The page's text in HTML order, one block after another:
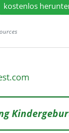
kostenlos